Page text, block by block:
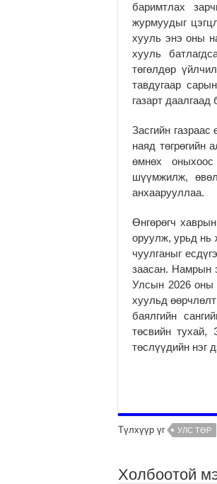
баримтлах
журмуудыг
хууль энэ оны
хууль
төгөлдөр
тавдугаар
газарт даалгаад
Засгийн
наяд төгрөгийн
өмнөх
шүүмжилж,
анхаарууллаа.
Өнгөрөгч
оруулж, урьд нь
чуулганыг
заасан. Намрын
Улсын 2026 оны
хуульд
баялгийн
төсвийн тухай,
төслүүдийн нэг
Түлхүүр үг УЛС ТӨР
Холбоотой